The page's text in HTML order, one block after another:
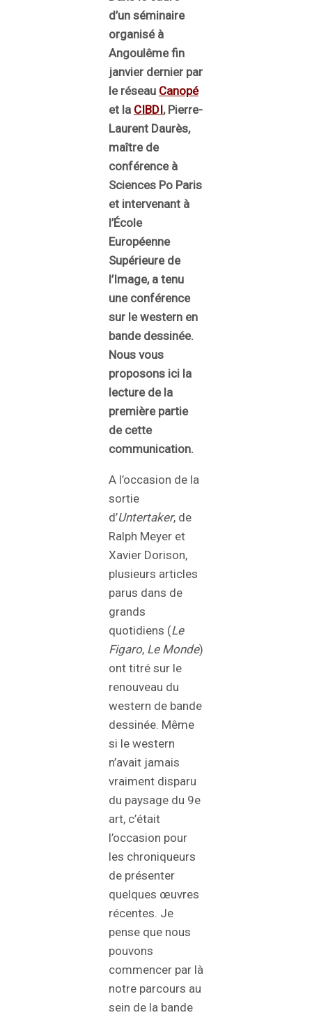
d’un séminaire
organisé à
Angoulême fin
janvier dernier par
le réseau Canopé
et la CIBDI, Pierre-
Laurent Daurès,
maître de
conférence à
Sciences Po Paris
et intervenant à
l’École
Européenne
Supérieure de
l’Image, a tenu
une conférence
sur le western en
bande dessinée.
Nous vous
proposons ici la
lecture de la
première partie
de cette
communication.
A l’occasion de la
sortie
d’Untertaker, de
Ralph Meyer et
Xavier Dorison,
plusieurs articles
parus dans de
grands
quotidiens (Le
Figaro, Le Monde)
ont titré sur le
renouveau du
western de bande
dessinée. Même
si le western
n’avait jamais
vraiment disparu
du paysage du 9e
art, c’était
l’occasion pour
les chroniqueurs
de présenter
quelques œuvres
récentes. Je
pense que nous
pouvons
commencer par là
notre parcours au
sein de la bande